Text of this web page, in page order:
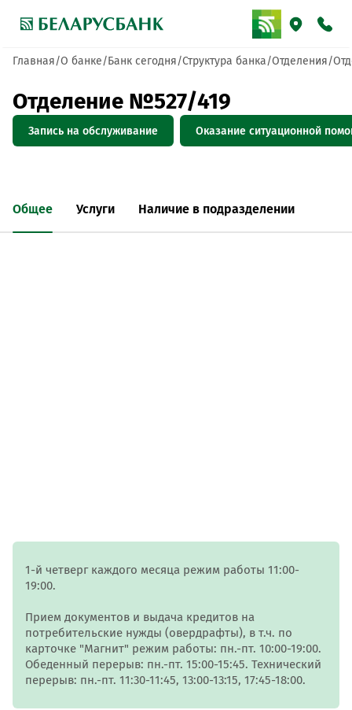
Главная О банке Банк сегодня Структура банка Отделения
Отделение №527/419
Запись на обслуживание Оказание ситуационной
Общее Услуги Наличие в подразделении
1-й четверг каждого месяца режим работы 11:00-
19:00.
Прием документов и выдача кредитов на
потребительские нужды (овердрафты), в т.ч. по
карточке "Магнит" режим работы: пн.-пт. 10:00-19:00.
Обеденный перерыв: пн.-пт. 15:00-15:45. Технический
перерыв: пн.-пт. 11:30-11:45, 13:00-13:15, 17:45-18:00.